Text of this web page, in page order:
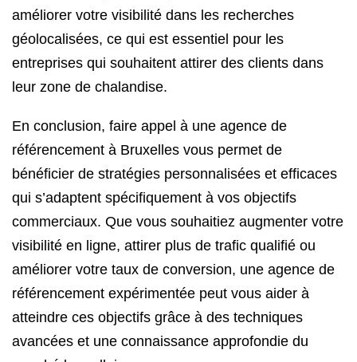
améliorer votre visibilité dans les recherches
géolocalisées, ce qui est essentiel pour les
entreprises qui souhaitent attirer des clients dans
leur zone de chalandise.
En conclusion, faire appel à une agence de
référencement à Bruxelles vous permet de
bénéficier de stratégies personnalisées et efficaces
qui s’adaptent spécifiquement à vos objectifs
commerciaux. Que vous souhaitiez augmenter votre
visibilité en ligne, attirer plus de trafic qualifié ou
améliorer votre taux de conversion, une agence de
référencement expérimentée peut vous aider à
atteindre ces objectifs grâce à des techniques
avancées et une connaissance approfondie du